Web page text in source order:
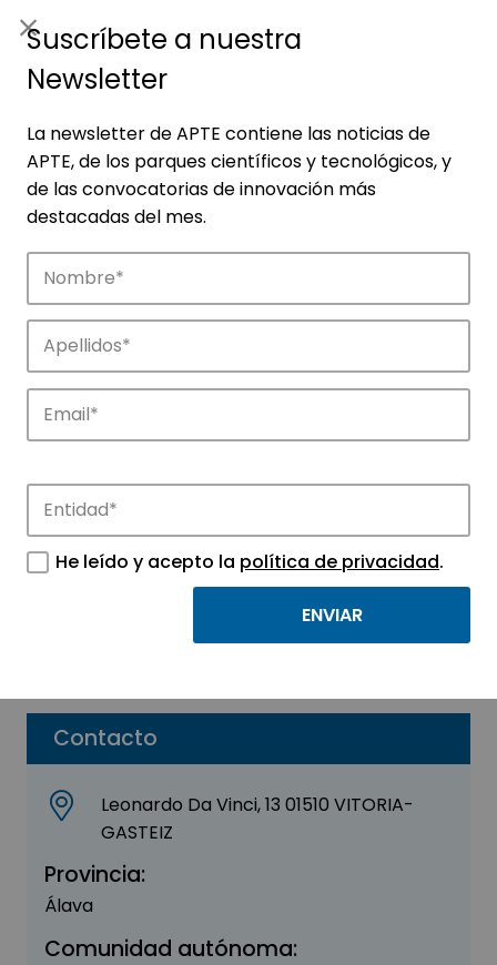
Empresas
Descubre las empresas que impulsan la
innovación en los parques de APTE.
Contacto
Leonardo Da Vinci, 13 01510 VITORIA-
GASTEIZ
Provincia:
Álava
Comunidad autónoma:
Aeroblade, S.A.U.
AERONÁUTICA - AUTOMOCIÓN
Suscríbete a nuestra
Newsletter
La newsletter de APTE contiene las noticias de
APTE, de los parques científicos y tecnológicos, y
de las convocatorias de innovación más
destacadas del mes.
He leído y acepto la política de privacidad.